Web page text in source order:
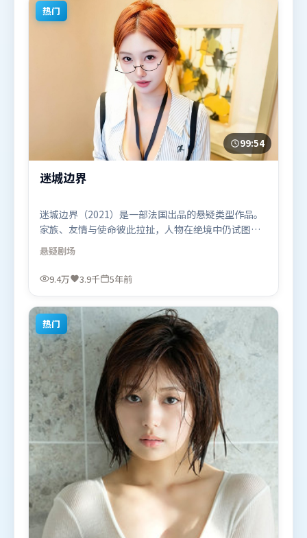
热门
99:54
迷城边界
迷城边界（2021）是一部法国出品的悬疑类型作品。
家族、友情与使命彼此拉扯，人物在绝境中仍试图守
住心中微光。动作场面设计讲究空间与节奏，文戏部
分同样扎实耐嚼。由詹姆斯·卡梅隆执导，杨紫、肖
战、沈腾，白宇等联袂出演。影片于2021年2月8日
观众观看。
悬疑剧场
9.4万 3.9千 5年前
热门